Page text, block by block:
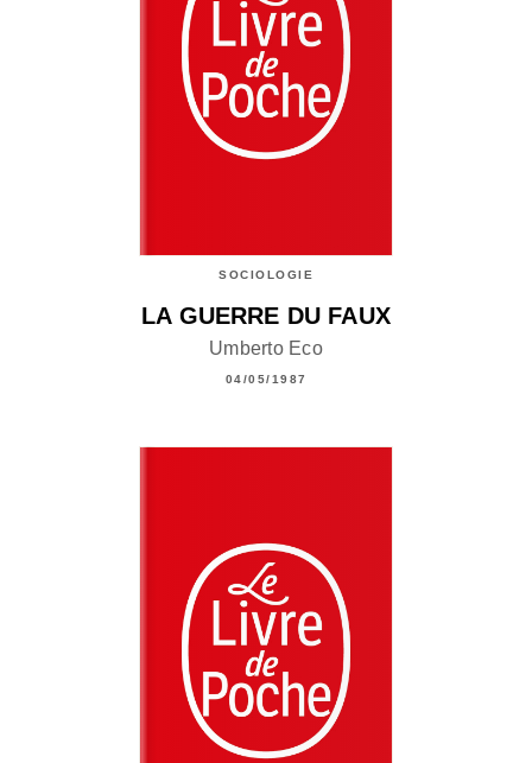
SOCIOLOGIE
LA GUERRE DU FAUX
Umberto Eco
04/05/1987